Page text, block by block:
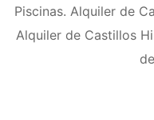
Piscinas. Alquiler de
Alquiler de Castillos